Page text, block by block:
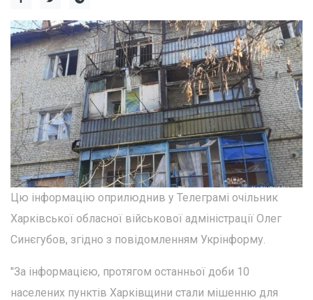
Цю інформацію оприлюднив у Телеграмі очільник
Харківської обласної військової адміністрації Олег
Синєгубов, згідно з повідомленням Укрінформу.
"За інформацією, протягом останньої доби 10
населених пунктів Харківщини стали мішенню для